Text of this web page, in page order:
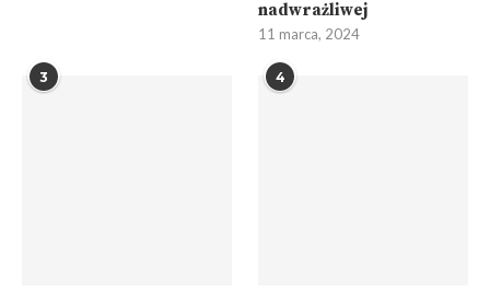
nadwrażliwej
11 marca, 2024
3 4